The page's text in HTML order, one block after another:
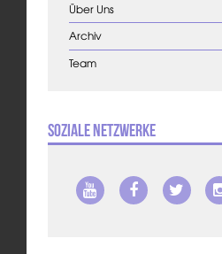
Über Uns
Archiv
Team
Soziale Netzwerke